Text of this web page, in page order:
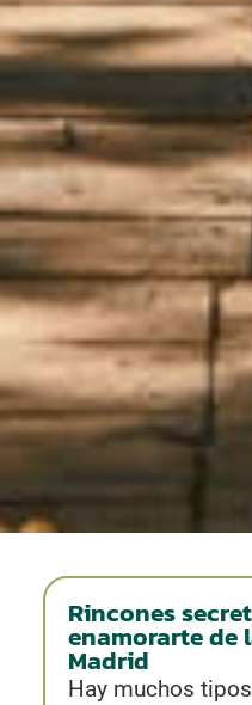
Rincones
enamorarte de
Madrid
Hay muchos